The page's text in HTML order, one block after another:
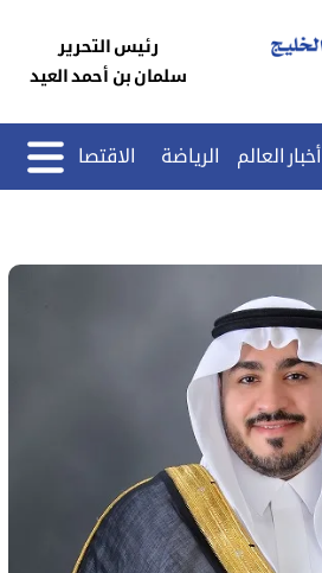
رئيس التحرير
سلمان بن أحمد العيد
أخبار العالم الرياضة الاقتصاد